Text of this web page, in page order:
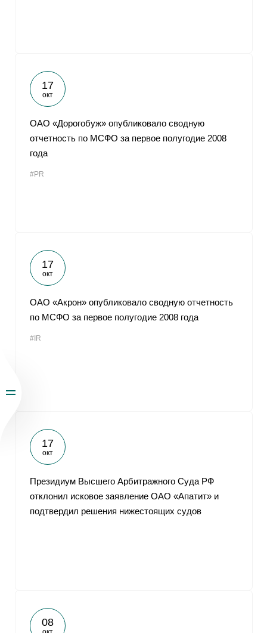
17
окт
ОАО «Дорогобуж» опубликовало сводную
отчетность по МСФО за первое полугодие 2008
года
#PR
17
окт
ОАО «Акрон» опубликовало сводную отчетность
по МСФО за первое полугодие 2008 года
#IR
17
окт
Президиум Высшего Арбитражного Суда РФ
отклонил исковое заявление ОАО «Апатит» и
подтвердил решения нижестоящих судов
08